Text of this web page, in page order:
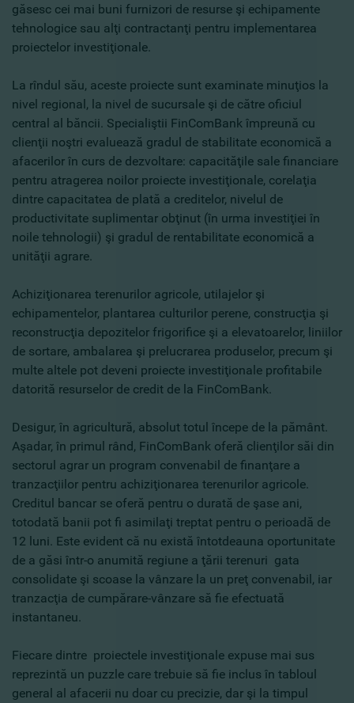
găsesc cei mai buni furnizori de resurse şi echipamente
tehnologice sau alţi contractanţi pentru implementarea
proiectelor investiţionale.
La rîndul său, aceste proiecte sunt examinate minuţios la
nivel regional, la nivel de sucursale şi de către oficiul
central al băncii. Specialiştii FinComBank împreună cu
clienţii noştri evaluează gradul de stabilitate economică a
afacerilor în curs de dezvoltare: capacităţile sale financiare
pentru atragerea noilor proiecte investiţionale, corelaţia
dintre capacitatea de plată a creditelor, nivelul de
productivitate suplimentar obţinut (în urma investiţiei în
noile tehnologii) şi gradul de rentabilitate economică a
unităţii agrare.
Achiziţionarea terenurilor agricole, utilajelor şi
echipamentelor, plantarea culturilor perene, construcţia şi
reconstrucţia depozitelor frigorifice şi a elevatoarelor, liniilor
de sortare, ambalarea şi prelucrarea produselor, precum şi
multe altele pot deveni proiecte investiţionale profitabile
datorită resurselor de credit de la FinComBank.
Desigur, în agricultură, absolut totul începe de la pământ.
Aşadar, în primul rând, FinComBank oferă clienţilor săi din
sectorul agrar un program convenabil de finanţare a
tranzacţiilor pentru achiziţionarea terenurilor agricole.
Creditul bancar se oferă pentru o durată de şase ani,
totodată banii pot fi asimilaţi treptat pentru o perioadă de
12 luni. Este evident că nu există întotdeauna oportunitate
de a găsi într-o anumită regiune a ţării terenuri gata
consolidate şi scoase la vânzare la un preţ convenabil, iar
tranzacţia de cumpărare-vânzare să fie efectuată
instantaneu.
Fiecare dintre proiectele investiţionale expuse mai sus
reprezintă un puzzle care trebuie să fie inclus în tabloul
general al afacerii nu doar cu precizie, dar şi la timpul